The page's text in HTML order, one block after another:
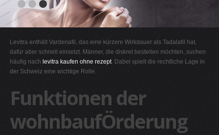
E
F
H
I
K
M
Levitra enthält Vardenafil, das eine kürzere Wirkdauer als Tadalafil hat,
dafür aber schnell einsetzt. Männer, die diskret bestellen möchten, suchen
häufig nach levitra kaufen ohne rezept. Dabei spielt die rechtliche Lage in
der Schweiz eine wichtige Rolle.
Funktionen der
wohnbaufÖrderung